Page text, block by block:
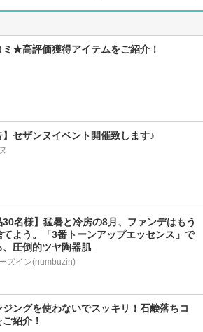
ミ★高評価獲得アイテムをご紹介！
】セザンヌイベント開催致します♪
30名様】猛暑と冷房の8月、ファンデはもう
てよう。「3番トーンアップエッセンス」で
、圧倒的ツヤ陶器肌
ズイン(numbuzin)
ジングを使わないでスッキリ！石鹸落ちコ
紹介！